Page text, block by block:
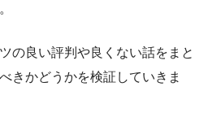
の良い評判や良くない話をまと
きかどうかを検証していきま